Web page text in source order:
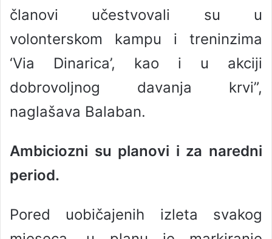
članovi učestvovali su u
volonterskom kampu i treninzima
‘Via Dinarica’, kao i u akciji
dobrovoljnog davanja krvi”,
naglašava Balaban.
Ambiciozni su planovi i za naredni
period.
Pored uobičajenih izleta svakog